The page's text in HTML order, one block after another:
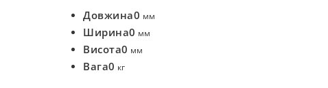
Довжина0 мм
Ширина0 мм
Висота0 мм
Вага0 кг